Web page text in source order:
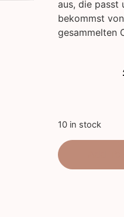
aus, die passt
bekommst
gesammelten
10 in stock